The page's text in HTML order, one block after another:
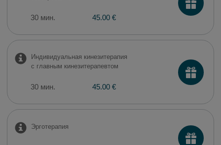
30 мин. 45.00 €
Индивидуальная кинезитерапия
с главным кинезитерапевтом
30 мин. 45.00 €
Эрготерапия